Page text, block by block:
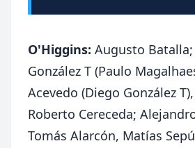
O'Higgins: Augusto
González T (Paulo
Acevedo (Diego González
Roberto Cereceda;
Tomás Alarcón, Matías